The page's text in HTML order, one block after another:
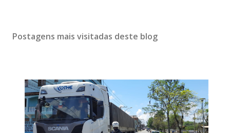
Postagens mais visitadas deste blog